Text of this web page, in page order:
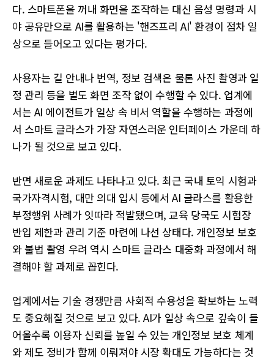
다. 스마트폰을 꺼내 화면을 조작하는 대신 음성 명령과 시
야 공유만으로 AI를 활용하는 '핸즈프리 AI' 환경이 점차 일
상으로 들어오고 있다는 평가다.
사용자는 길 안내나 번역, 정보 검색은 물론 사진 촬영과 일
정 관리 등을 별도 화면 조작 없이 수행할 수 있다. 업계에
서는 AI 에이전트가 일상 속 비서 역할을 수행하는 과정에
서 스마트 글라스가 가장 자연스러운 인터페이스 가운데 하
나가 될 것으로 보고 있다.
반면 새로운 과제도 나타나고 있다. 최근 국내 토익 시험과
국가자격시험, 대만 의대 입시 등에서 AI 글라스를 활용한
부정행위 사례가 잇따라 적발됐으며, 교육 당국도 시험장
반입 제한과 관리 기준 마련에 나선 상태다. 개인정보 보호
와 불법 촬영 우려 역시 스마트 글라스 대중화 과정에서 해
결해야 할 과제로 꼽힌다.
업계에서는 기술 경쟁만큼 사회적 수용성을 확보하는 노력
도 중요해질 것으로 보고 있다. AI가 일상 속으로 깊숙이 들
어올수록 이용자 신뢰를 높일 수 있는 개인정보 보호 체계
와 제도 정비가 함께 이뤄져야 시장 확대도 가능하다는 것